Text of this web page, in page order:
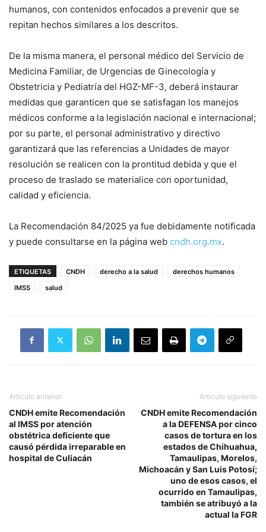
humanos, con contenidos enfocados a prevenir que se
repitan hechos similares a los descritos.
De la misma manera, el personal médico del Servicio de
Medicina Familiar, de Urgencias de Ginecología y
Obstetricia y Pediatría del HGZ-MF-3, deberá instaurar
medidas que garanticen que se satisfagan los manejos
médicos conforme a la legislación nacional e internacional;
por su parte, el personal administrativo y directivo
garantizará que las referencias a Unidades de mayor
resolución se realicen con la prontitud debida y que el
proceso de traslado se materialice con oportunidad,
calidad y eficiencia.
La Recomendación 84/2025 ya fue debidamente notificada
y puede consultarse en la página web cndh.org.mx.
ETIQUETAS CNDH derecho a la salud
derechos humanos
IMSS
salud
Artículo anterior
CNDH emite Recomendación
al IMSS por atención
obstétrica deficiente que
causó pérdida irreparable en
hospital de Culiacán
Artículo siguiente
CNDH emite Recomendación
a la DEFENSA por cinco
casos de tortura en los
estados de Chihuahua,
Tamaulipas, Morelos,
Michoacán y San Luis Potosí;
uno de esos casos, el
ocurrido en Tamaulipas,
también se atribuyó a la
actual la FGR